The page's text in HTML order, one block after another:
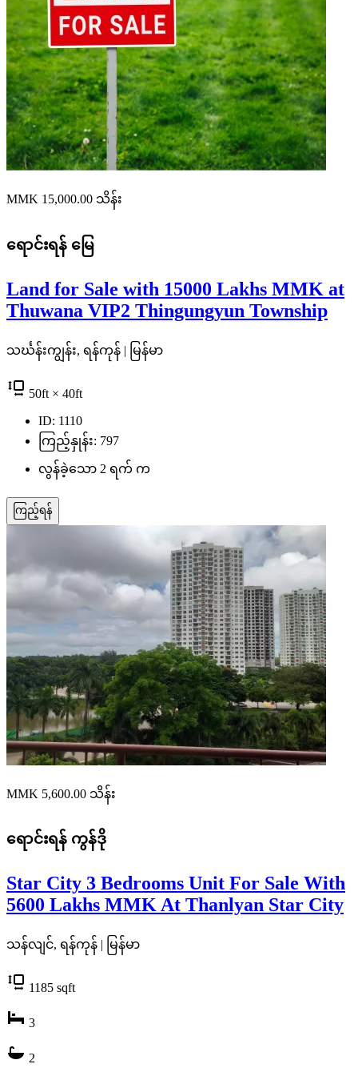
MMK 15,000.00 သိန်း
ရောင်းရန် မြေ
Land for Sale with 15000 Lakhs MMK at
Thuwana VIP2 Thingungyun Township
သင်္ဃန်းကျွန်း, ရန်ကုန် | မြန်မာ
50ft × 40ft
ID: 1110
ကြည့်နှုန်း: 797
လွန်ခဲ့သော 2 ရက် က
ကြည့်ရန်
MMK 5,600.00 သိန်း
ရောင်းရန် ကွန်ဒို
Star City 3 Bedrooms Unit For Sale With
5600 Lakhs MMK At Thanlyan Star City
သန်လျင်, ရန်ကုန် | မြန်မာ
1185 sqft
3
2